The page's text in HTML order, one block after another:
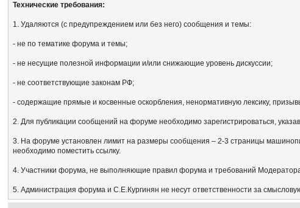
Технические требования:
1. Удаляются (с предупреждением или без него) сообщения и темы:
- не по тематике форума и темы;
- не несущие полезной информации и/или снижающие уровень дискуссии;
- не соответствующие законам РФ;
- содержащие прямые и косвенные оскорбления, ненормативную лексику,
2. Для публикации сообщений на форуме необходимо зарегистрироваться,
3. На форуме установлен лимит на размеры сообщения – 2-3 страницы
необходимо поместить ссылку.
4. Участники форума, не выполняющие правил форума и требований
5. Администрация форума и С.Е.Кургинян не несут ответственности за